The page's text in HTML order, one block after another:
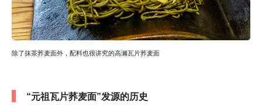
除了抹茶荞麦面外，配料也很讲究的高濑瓦片荞麦面
“元祖瓦片荞麦面”发源的历史